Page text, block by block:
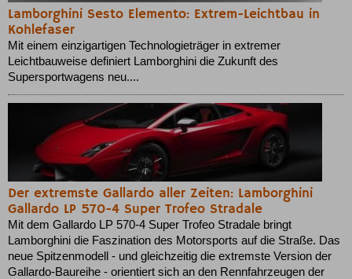
Lamborghini Sesto Elemento: Extrem-Leichtbau in
Kohlefaser
Mit einem einzigartigen Technologieträger in extremer
Leichtbauweise definiert Lamborghini die Zukunft des
Supersportwagens neu....
Der extremste Gallardo aller Zeiten: Lamborghini
Gallardo LP 570-4 Super Trofeo Stradale
Mit dem Gallardo LP 570-4 Super Trofeo Stradale bringt
Lamborghini die Faszination des Motorsports auf die Straße. Das
neue Spitzenmodell - und gleichzeitig die extremste Version der
Gallardo-Baureihe - orientiert sich an den Rennfahrzeugen der